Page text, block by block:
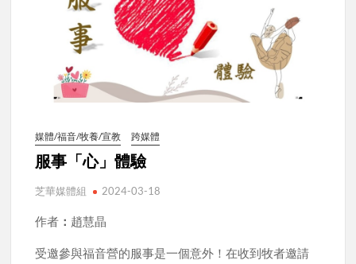
媒體/福音/牧養/宣教 跨媒體
服事「心」體驗
芝華媒體組 2024-03-18
作者 ： 趙慧晶
受邀參與福音營的服事是一個意外！在收到牧者邀請